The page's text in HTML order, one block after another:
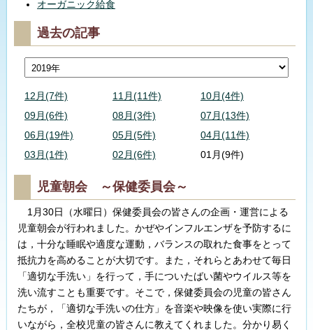
オーガニック給食
過去の記事
12月(7件) 11月(11件)
10月(4件)
09月(6件)
08月(3件)
07月(13件)
06月(19件)
05月(5件)
04月(11件)
03月(1件)
02月(6件) 01月(9件)
児童朝会 ～保健委員会～
1月30日（水曜日）保健委員会の皆さんの企画・運営による
児童朝会が行われました。かぜやインフルエンザを予防するに
は，十分な睡眠や適度な運動，バランスの取れた食事をとって
抵抗力を高めることが大切です。また，それらとあわせて毎日
「適切な手洗い」を行って，手についたばい菌やウイルス等を
洗い流すことも重要です。そこで，保健委員会の児童の皆さん
たちが，「適切な手洗いの仕方」を音楽や映像を使い実際に行
いながら，全校児童の皆さんに教えてくれました。分かり易く